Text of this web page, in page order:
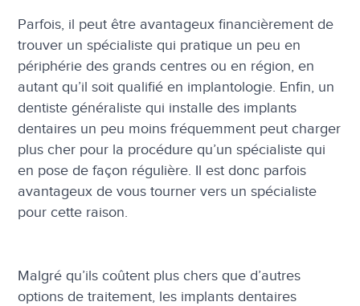
Parfois, il peut être avantageux financièrement de
trouver un spécialiste qui pratique un peu en
périphérie des grands centres ou en région, en
autant qu’il soit qualifié en implantologie. Enfin, un
dentiste généraliste qui installe des implants
dentaires un peu moins fréquemment peut charger
plus cher pour la procédure qu’un spécialiste qui
en pose de façon régulière. Il est donc parfois
avantageux de vous tourner vers un spécialiste
pour cette raison.
Malgré qu’ils coûtent plus chers que d’autres
options de traitement, les implants dentaires